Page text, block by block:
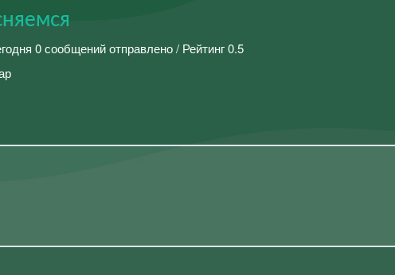
0 сообщений отправлено / Рейтинг 0.5